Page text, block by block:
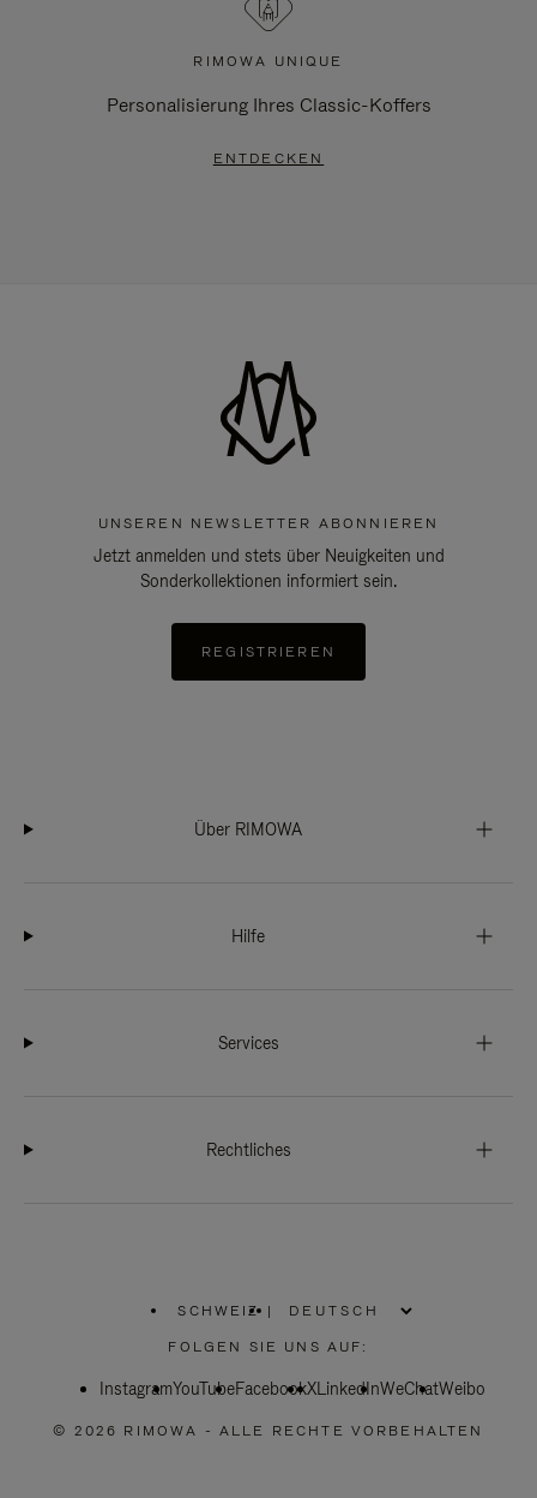
RIMOWA UNIQUE
Personalisierung Ihres Classic-Koffers
ENTDECKEN
UNSEREN NEWSLETTER ABONNIEREN
Jetzt anmelden und stets über Neuigkeiten und
Sonderkollektionen informiert sein.
REGISTRIEREN
Über RIMOWA
Hilfe
Services
Rechtliches
SCHWEIZ
WÄHLEN
SIE
REGION
|
FOLGEN SIE UNS AUF:
InstagramYouTubeFacebookXLinkedInWeChatWeibo
© 2026 RIMOWA - ALLE RECHTE VORBEHALTEN